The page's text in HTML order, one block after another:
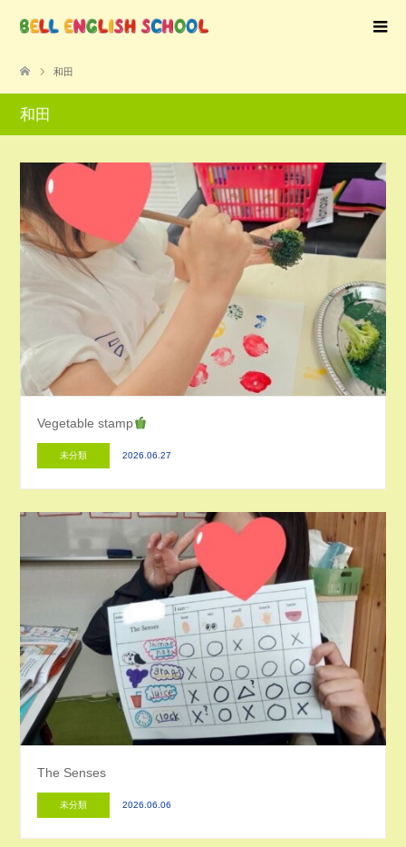
和田
和田
Vegetable stamp
未分類 2026.06.27
The Senses
未分類 2026.06.06